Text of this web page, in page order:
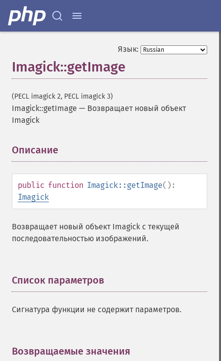
Язык:
Imagick::getImage
(PECL imagick 2, PECL imagick 3)
Imagick::getImage — Возвращает новый объект
Imagick
Описание
public function Imagick::getImage():
Imagick
Возвращает новый объект Imagick с текущей
последовательностью изображений.
Список параметров
Сигнатура функции не содержит параметров.
Возвращаемые значения